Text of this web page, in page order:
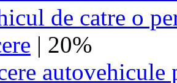
de catre o
| 20%